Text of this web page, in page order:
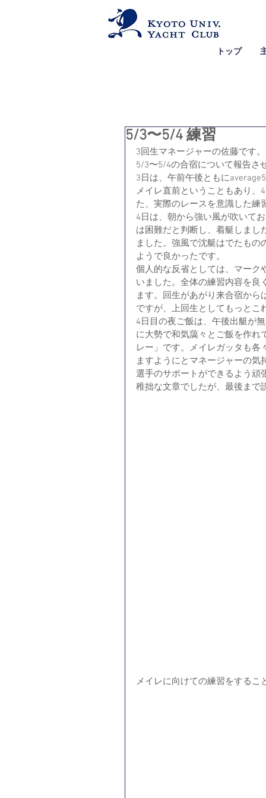
トップ
5/3〜5/4 練習
3回生マネージャーの佐藤です。
5/3〜5/4の合宿について報告さ
3日は、午前午後ともに
メイレ直前ということもあり、
た、実際のレースを意識した練
4日は、朝から強い風が吹いて
は困難だと判断し、着艇しまし
ました。強風で沈艇はでたも
ようで良かったです。
個人的な反省としては、マーク
いました。全体の練習内容を良
ます。回生があがり来合宿か
ですが、上回生としてもっとこ
4日目の夜ご飯は、午後出艇が
に大勢で和気藹々とご飯を作れ
レー」です。メイレガッタも
ますようにとマネージャーの
選手のサポートができるよう頑
稚拙な文章でしたが、最後ま
メイレに向けての練習をするこ